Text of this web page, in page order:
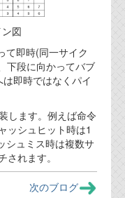
から
頂き
ント
図
て即時(同一サイク
下段に向かってバブ
即時ではなくパイ
します。例えば命令
ッシュヒット時は1
シュミス時は複数サ
れます。
次のブログ